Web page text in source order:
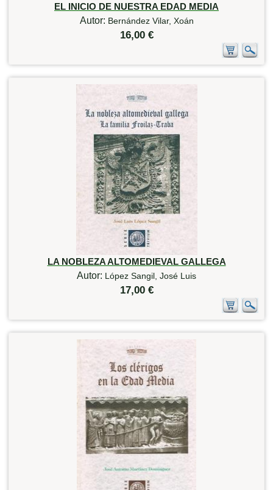
EL INICIO DE NUESTRA EDAD MEDIA
Autor: Bernández Vilar, Xoán
16,00 €
LA NOBLEZA ALTOMEDIEVAL GALLEGA
Autor: López Sangil, José Luis
17,00 €